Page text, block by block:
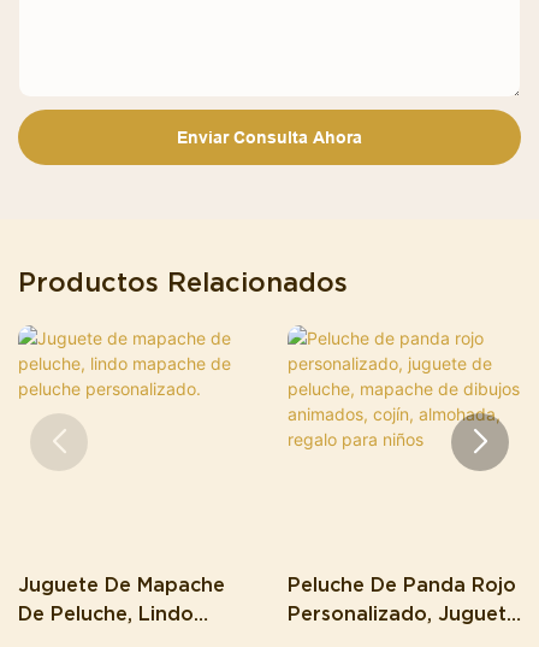
Enviar Consulta Ahora
Productos Relacionados
Juguete De Mapache
De Peluche, Lindo
Peluche De Panda Rojo
Personalizado, Juguete